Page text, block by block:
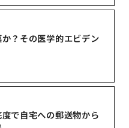
？その医学的エビデン
で自宅への郵送物から